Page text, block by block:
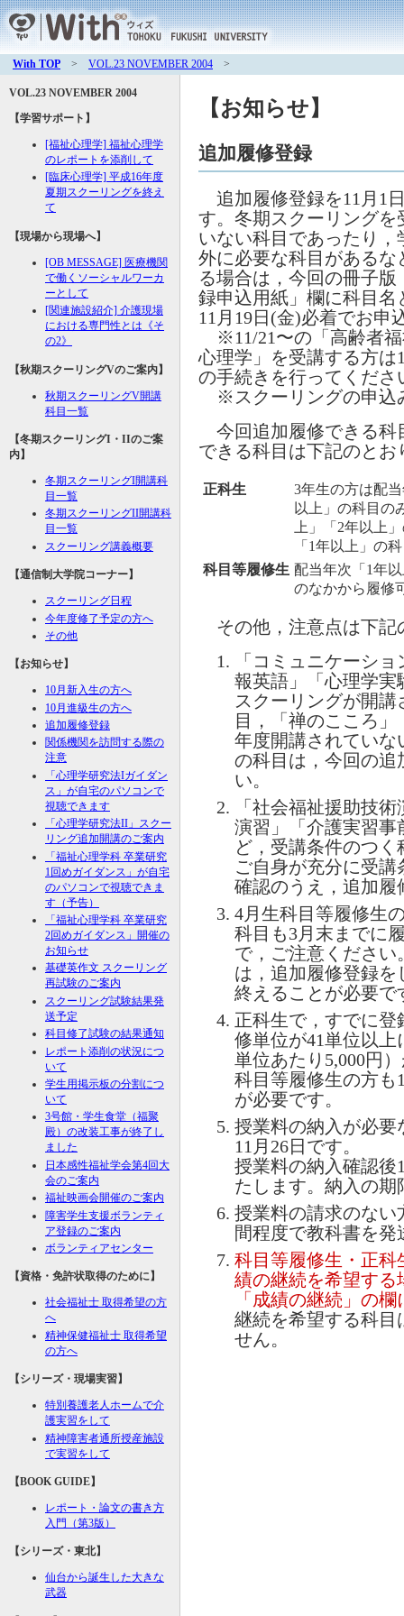
With TOP > VOL.23 NOVEMBER 2004 >
VOL.23 NOVEMBER 2004
【学習サポート】
[福祉心理学] 福祉心理学
のレポートを添削して
[臨床心理学] 平成16年度
夏期スクーリングを終え
て
【現場から現場へ】
[OB MESSAGE] 医療機関
で働くソーシャルワーカ
ーとして
[関連施設紹介] 介護現場
における専門性とは《そ
の2》
【秋期スクーリングVのご案内】
秋期スクーリングV開講
科目一覧
【冬期スクーリングI ・ IIのご案
内】
冬期スクーリングI開講科
目一覧
冬期スクーリングII開講科
目一覧
スクーリング講義概要
【通信制大学院コーナー】
スクーリング日程
今年度修了予定の方へ
その他
【お知らせ】
10月新入生の方へ
10月進級生の方へ
追加履修登録
関係機関を訪問する際の
注意
「心理学研究法Iガイダン
ス」が自宅のパソコンで
視聴できます
「心理学研究法II 」スクー
リング追加開講のご案内
「福祉心理学科 卒業研究
1回めガイダンス」が自宅
のパソコンで視聴できま
す（予告）
「福祉心理学科 卒業研究
2回めガイダンス」開催の
お知らせ
基礎英作文 スクーリング
再試験のご案内
スクーリング試験結果発
送予定
科目修了試験の結果通知
レポート添削の状況につ
いて
学生用掲示板の分割につ
いて
3号館・学生食堂（福聚
殿）の改装工事が終了し
ました
日本感性福祉学会第4回大
会のご案内
福祉映画会開催のご案内
障害学生支援ボランティ
ア登録のご案内
ボランティアセンター
【資格・免許状取得のために】
社会福祉士 取得希望の方
へ
精神保健福祉士 取得希望
の方へ
【シリーズ・現場実習】
特別養護老人ホームで介
護実習をして
精神障害者通所授産施設
で実習をして
【BOOK GUIDE】
レポート・論文の書き方
入門（第3版）
【シリーズ・東北】
仙台から誕生した大きな
武器
【お知らせ】
追加履修登録
追加履修登録を11月1
す。冬期スクーリング
いない科目であったり
外に必要な科目がある
る場合は，今回の冊子
録申込用紙」欄に科目
11月19日(金)必着でお申
※11/21〜の「高齢者福
心理学」を受講する方は
の手続きを行ってくださ
※スクーリングの申込
今回追加履修できる科
できる科目は下記のとお
正科生
3年生の方は配
以上」の科目の
上」「2年以上
「1年以上」の
科目等履修生 配当年次「1年
のなかから履修
その他，注意点は下記
「コミュニケーシ
報英語」「心理学実
スクーリングが開
目，「禅のこころ
年度開講されていな
の科目は，今回の追
い。
「社会福祉援助技術
演習」「介護実習事
ど，受講条件のつ
ご自身が充分に受
確認のうえ，追加履
4月生科目等履修生
科目も3月末までに
で，ご注意ください
は，追加履修登録を
終えることが必要で
正科生で，すでに
修単位が41単位以
単位あたり5,000円
科目等履修生の方も
が必要です。
授業料の納入が必要
11月26日です。
授業料の納入確認後
たします。納入の期
授業料の請求のない
間程度で教科書を発
科目等履修生・正科
績の継続を希望する
「成績の継続」の
継続を希望する科目
せん。